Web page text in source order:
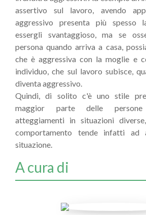
assertivo sul lavoro, avendo
aggressivo presenta più spesso
essergli svantaggioso, ma se
persona quando arriva a casa,
che è aggressiva con la moglie e
individuo, che sul lavoro subisce,
diventa aggressivo.
Quindi, di solito c'è uno stile
maggior parte delle
atteggiamenti in situazioni
comportamento tende infatti ad
situazione.
A cura di